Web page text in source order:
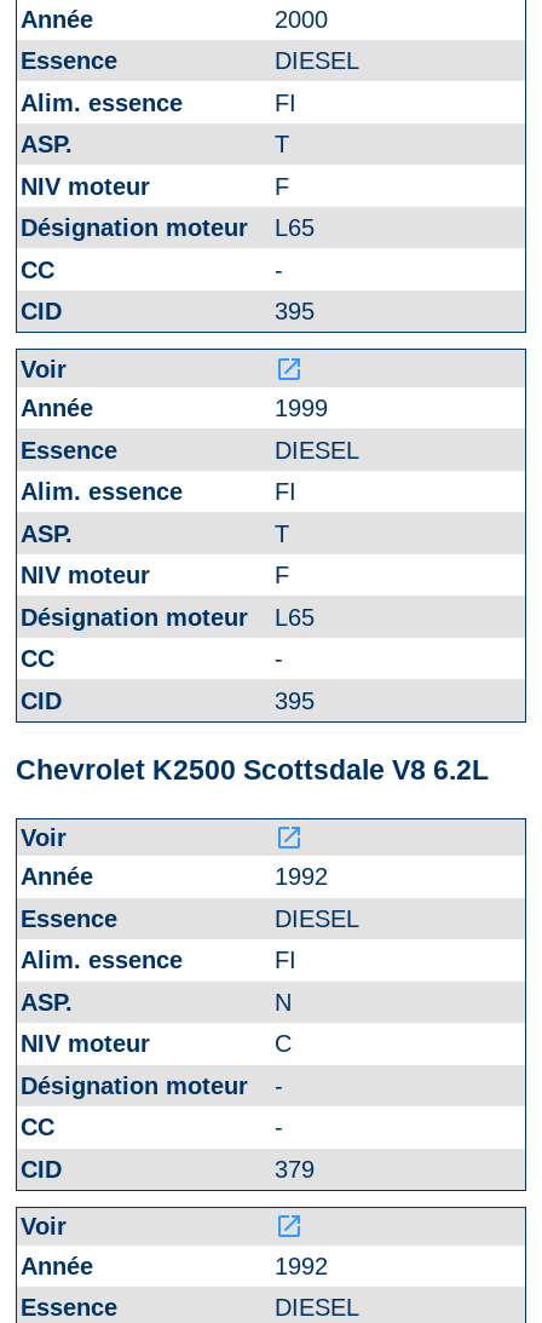
2000
DIESEL
FI
T
F
L65
-
395
launch
1999
DIESEL
FI
T
F
L65
-
395
Chevrolet K2500 Scottsdale V8 6.2L
launch
1992
DIESEL
FI
N
C
-
-
379
launch
1992
DIESEL